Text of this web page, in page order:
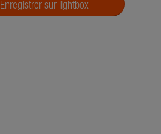
Enregistrer sur lightbox